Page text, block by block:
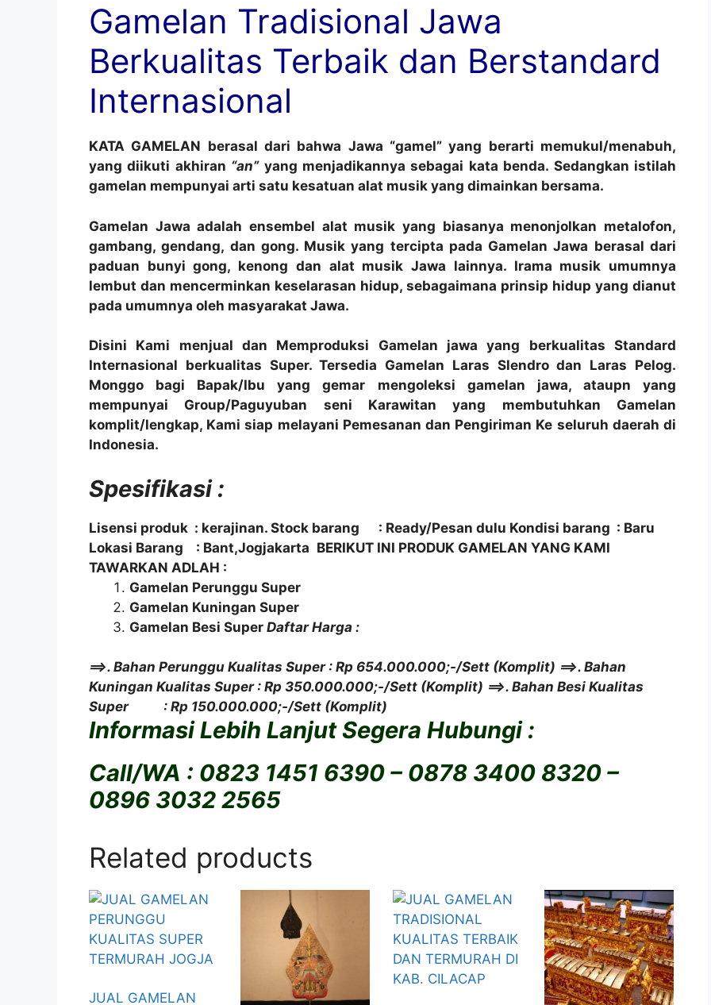
Gamelan Tradisional Jawa
Berkualitas Terbaik dan Berstandard
Internasional
KATA GAMELAN berasal dari bahwa Jawa “gamel” yang berarti memukul/menabuh,
yang diikuti akhiran “an”yang menjadikannya sebagai kata benda. Sedangkan istilah
gamelan mempunyai arti satu kesatuan alat musik yang dimainkan bersama.
Gamelan Jawa adalah ensembel alat musik yang biasanya menonjolkan metalofon,
gambang, gendang, dan gong. Musik yang tercipta pada Gamelan Jawa berasal dari
paduan bunyi gong, kenong dan alat musik Jawa lainnya. Irama musik umumnya
lembut dan mencerminkan keselarasan hidup, sebagaimana prinsip hidup yang dianut
pada umumnya oleh masyarakat Jawa.
Disini Kami menjual dan Memproduksi Gamelan jawa yang berkualitas Standard
Internasional berkualitas Super. Tersedia Gamelan Laras Slendro dan Laras Pelog.
Monggo bagi Bapak/Ibu yang gemar mengoleksi gamelan jawa, ataupn yang
mempunyai Group/Paguyuban seni Karawitan yang membutuhkan Gamelan
komplit/lengkap, Kami siap melayani Pemesanan dan Pengiriman Ke seluruh daerah di
Indonesia.
Spesifikasi :
Lisensi produk : kerajinan. Stock barang : Ready/Pesan dulu Kondisi barang : Baru
Lokasi Barang : Bant,Jogjakarta BERIKUT INI PRODUK GAMELAN YANG KAMI
TAWARKAN ADLAH :
Gamelan Perunggu Super
Gamelan Kuningan Super
Gamelan Besi Super Daftar Harga :
==>. Bahan Perunggu Kualitas Super : Rp 654.000.000;-/Sett (Komplit) ==>. Bahan
Kuningan Kualitas Super : Rp 350.000.000;-/Sett (Komplit) ==>. Bahan Besi Kualitas
Super : Rp 150.000.000;-/Sett (Komplit)
Informasi Lebih Lanjut Segera Hubungi :
Call/WA : 0823 1451 6390 – 0878 3400 8320 –
0896 3032 2565
Related products
JUAL GAMELAN